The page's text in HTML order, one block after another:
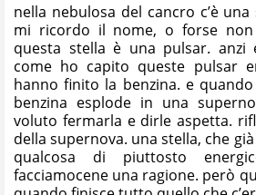
nella nebulosa del cancro c’è
mi ricordo il nome, o forse
questa stella è una pulsar. anzi
come ho capito queste pulsar
hanno finito la benzina. e
benzina esplode in una
voluto fermarla e dirle aspetta.
della supernova. una stella, che
qualcosa di piuttosto
facciamocene una ragione. però